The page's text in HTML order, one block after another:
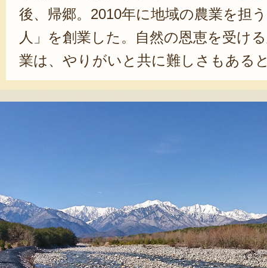
後、帰郷。2010年に地域の農業を担
人」を創業した。自然の恩恵を受け
業は、やりがいと共に難しさもある
に力になるのが、顧客からの声だ。
よ！」という声に、「次の期待にも
中で様々な商品を開発している。自
の熱い想いを込める。